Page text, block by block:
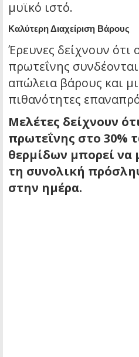
μυϊκό ιστό.
Καλύτερη Διαχείριση Βάρους
Έρευνες δείχνουν ότι
πρωτεΐνης
απώλεια βάρους και
πιθανότητες
Μελέτες δείχνουν
πρωτεΐνης στο 30%
θερμίδων μπορεί να
τη συνολική
στην ημέρα.